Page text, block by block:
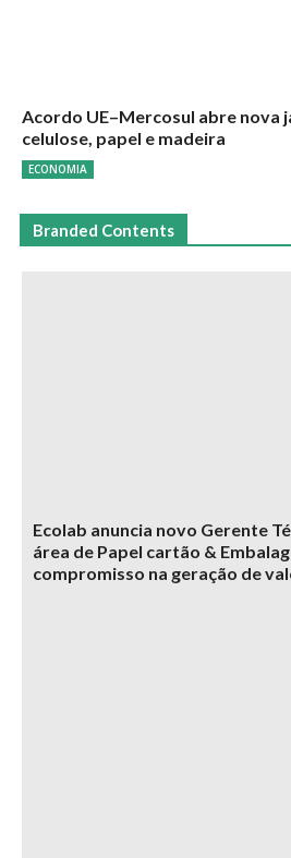
Acordo UE–Mercosul abre nova
celulose, papel e madeira
ECONOMIA
Branded Contents
Ecolab anuncia novo Gerente
área de Papel cartão &
compromisso na geração de